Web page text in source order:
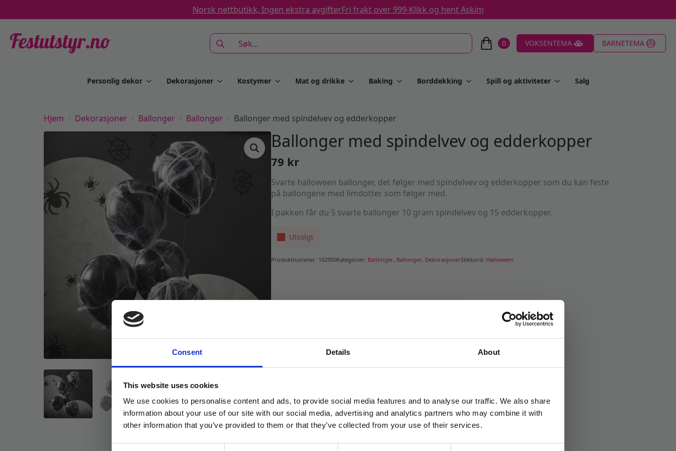
Consent Details About
This website uses cookies
We use cookies to personalise content and ads, to provide social media features and to analyse our traffic. We also share
information about your use of our site with our social media, advertising and analytics partners who may combine it with
other information that you’ve provided to them or that they’ve collected from your use of their services.
Norsk nettbutikk, Ingen ekstra avgifterFri frakt over 999-Klikk og hent Askim
Search
for:
0 VOKSENTEMA BARNETEMA
Personlig dekor Dekorasjoner Kostymer Mat og drikke Baking Borddekking Spill og aktiviteter Salg
Hjem Dekorasjoner Ballonger Ballonger Ballonger med spindelvev og edderkopper
Ballonger med spindelvev og edderkopper
79 kr
Svarte halloween ballonger, det følger med spindelvev og edderkopper som du kan feste
på ballongene med limdotter som følger med.
I pakken får du 5 svarte ballonger 10 gram spindelvev og 15 edderkopper.
Utsolgt
Produktnummer: 102950Kategorier: Ballonger, Ballonger, DekorasjonerStikkord: Halloween
få eksklusive tilbud og masse
inspirasjon rett i innboksen